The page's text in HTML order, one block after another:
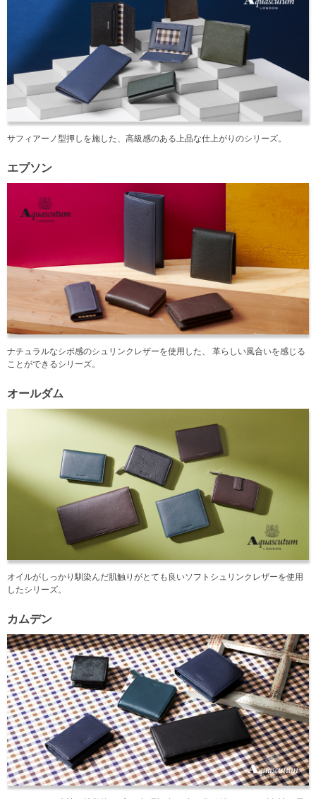
サフィアーノ型押しを施した、高級感のある上品な仕上がりのシリーズ。
エプソン
ナチュラルなシボ感のシュリンクレザーを使用した、 革らしい風合いを感じる
ことができるシリーズ。
オールダム
オイルがしっかり馴染んだ肌触りがとても良いソフトシュリンクレザーを使用
したシリーズ。
カムデン